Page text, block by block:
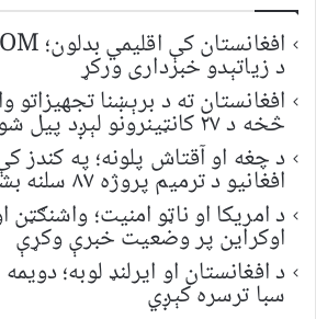
د زیاتېدو خبرداری ورکړ
افغانستان ته د برېښنا تجهیزاتو
څخه د ۲۷ کانټینرونو لېږد پیل شو
افغانیو د ترمیم پروژه ۸۷ سلنه بشپړه شوې
د امریکا او ناټو امنیت؛ واشنګټن
اوکراین پر وضعیت خبرې وکړې
د افغانستان او ایرلنډ لوبه؛
سبا ترسره کېږي